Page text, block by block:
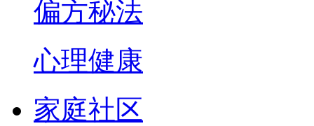
偏方秘法
心理健康
家庭社区